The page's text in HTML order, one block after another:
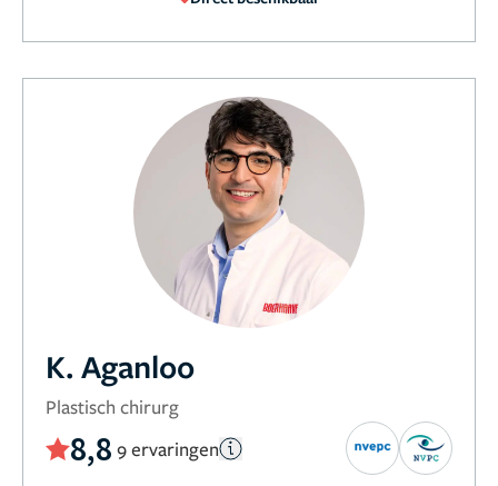
K. Aganloo
Plastisch chirurg
8,8 9 ervaringen